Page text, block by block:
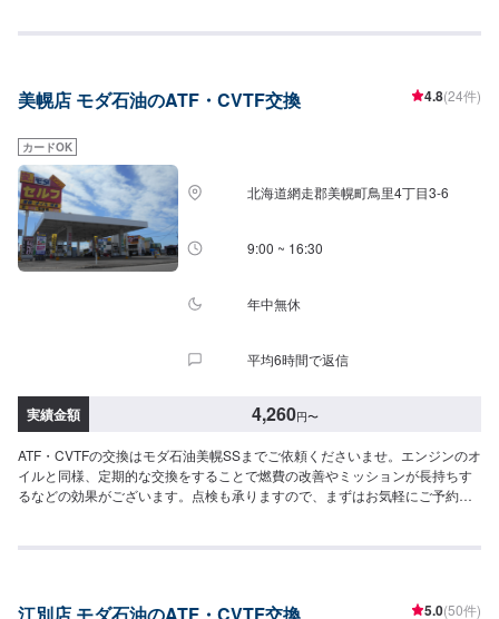
美幌店 モダ石油のATF・CVTF交換 4.8(24件)
カードOK
北海道網走郡美幌町鳥里4丁目3-6
9:00 ~ 16:30
年中無休
平均6時間で返信
実績金額 4,260円〜
ATF・CVTFの交換はモダ石油美幌SSまでご依頼くださいませ。エンジンのオ
イルと同様、定期的な交換をすることで燃費の改善やミッションが長持ちす
るなどの効果がございます。点検も承りますので、まずはお気軽にご予約く
江別店 モダ石油のATF・CVTF交換 5.0(50件)